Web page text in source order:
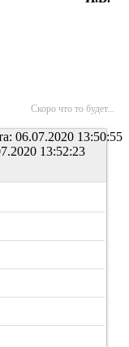
Скоро что то будет...
06.07.2020 13:50:55
13:52:23